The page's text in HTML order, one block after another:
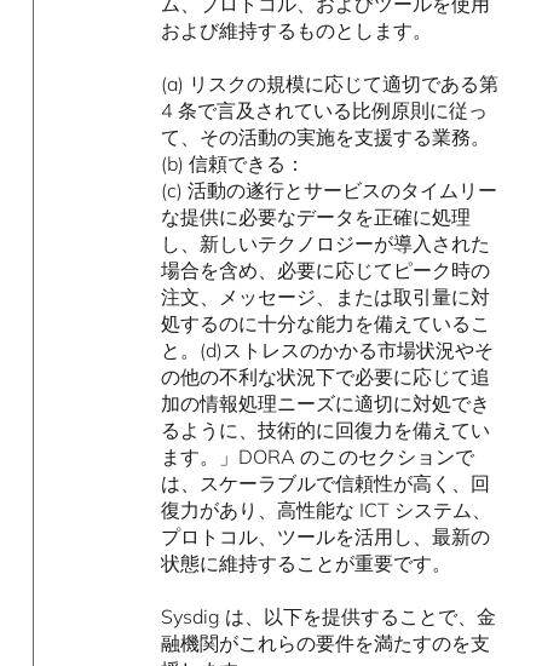
および維持するものとします。
(a) リスクの規模に応じて適切である第
4 条で言及されている比例原則に従っ
て、その活動の実施を支援する業務。
(b) 信頼できる：
(c) 活動の遂行とサービスのタイムリー
な提供に必要なデータを正確に処理
し、新しいテクノロジーが導入された
場合を含め、必要に応じてピーク時の
注文、メッセージ、または取引量に対
処するのに十分な能力を備えているこ
と。(d)ストレスのかかる市場状況やそ
の他の不利な状況下で必要に応じて追
加の情報処理ニーズに適切に対処でき
るように、技術的に回復力を備えてい
ます。」DORA のこのセクションで
は、スケーラブルで信頼性が高く、回
復力があり、高性能な ICT システム、
プロトコル、ツールを活用し、最新の
状態に維持することが重要です。
Sysdig は、以下を提供することで、金
融機関がこれらの要件を満たすのを支